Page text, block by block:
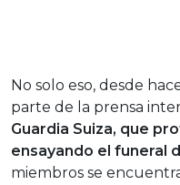
No solo eso, desde
parte de la prensa
Guardia Suiza, que
ensayando el funeral
miembros se